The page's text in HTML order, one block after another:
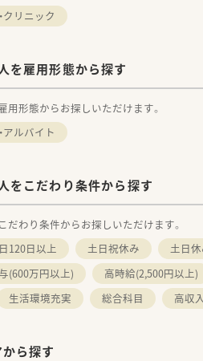
クリニック
を雇用形態から探す
用形態からお探しいただけます。
アルバイト
をこだわり条件から探す
だわり条件からお探しいただけます。
120日以上 土日祝休み 土日
(600万円以上) 高時給(2,500円以上)
生活環境充実 総合科目 高収
ら探す